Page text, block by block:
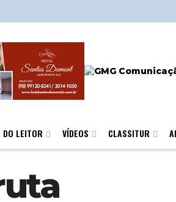
DO LEITOR VÍDEOS CLASSITUR